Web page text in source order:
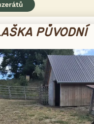
PŮVODNÍ